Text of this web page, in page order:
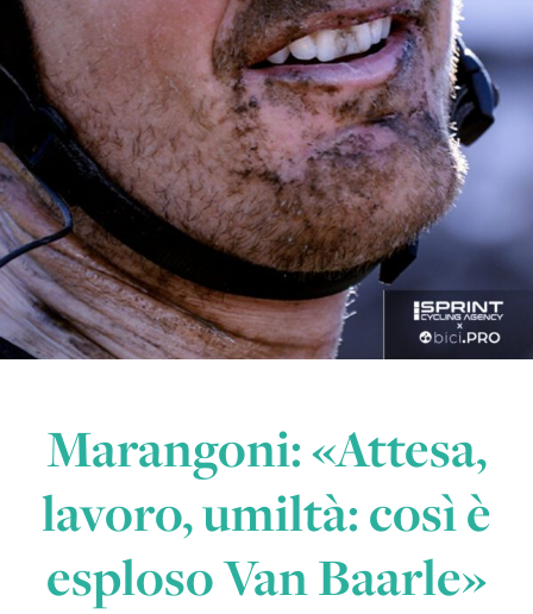
Marangoni: «Attesa,
lavoro, umiltà: così è
esploso Van Baarle»